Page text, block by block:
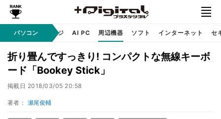
パソコン
自作 / テクノロジ AI PC 周辺機器 ソフト インターネット セ
折り畳んですっきり! コンパクトな無線キーボ
ード「Bookey Stick」
掲載日 2018/03/05 20:58
著者： 瀬尾俊輔